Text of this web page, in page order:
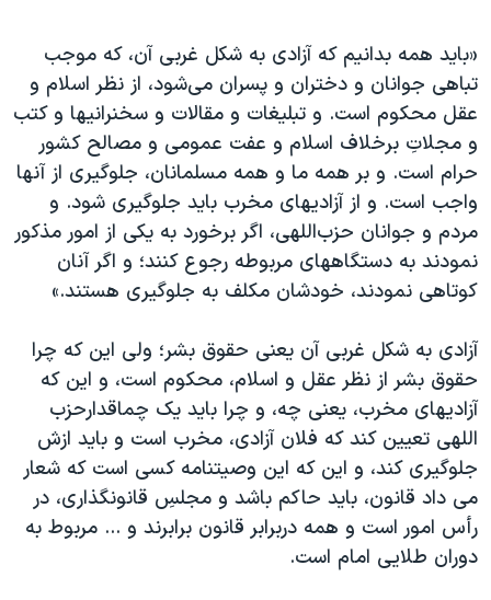
«باید همه بدانیم که آزادی به شکل غربی آن، که موجب
تباهی جوانان و دختران و پسران می‌شود، از نظر اسلام و
عقل محکوم است. و تبلیغات و مقالات و سخنرانیها و کتب
و مجلاتِ برخلاف اسلام و عفت عمومی و مصالح کشور
حرام است. و بر همه ما و همه مسلمانان، جلوگیری از آنها
واجب است. و از آزادیهای مخرب باید جلوگیری شود. و
مردم و جوانان حزب‌اللهی، اگر برخورد به یکی از امور مذکور
نمودند به دستگاههای مربوطه رجوع کنند؛ و اگر آنان
کوتاهی نمودند، خودشان مکلف به جلوگیری هستند.»
آزادی به شکل غربی آن یعنی حقوق بشر؛ ولی این که چرا
حقوق بشر از نظر عقل و اسلام، محکوم است، و این که
آزادیهای مخرب، یعنی چه، و چرا باید یک چماقدارحزب
اللهی تعیین کند که فلان آزادی، مخرب است و باید ازش
جلوگیری کند، و این که این وصیتنامه کسی است که شعار
می داد قانون، باید حاکم باشد و مجلسِ قانونگذاری، در
رأس امور است و همه دربرابر قانون برابرند و ... مربوط به
دوران طلایی امام است.